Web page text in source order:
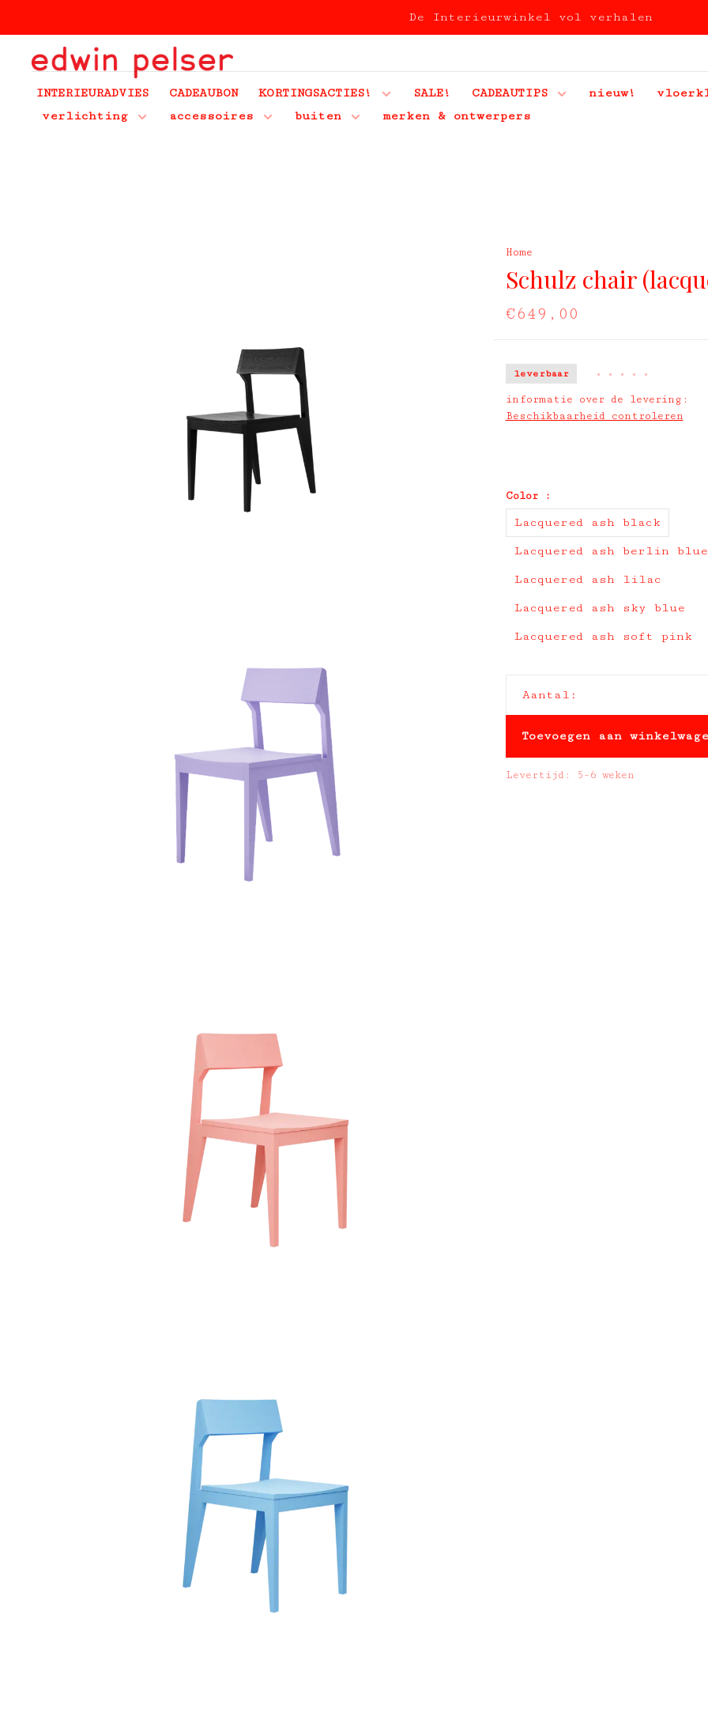
De Interieurwinkel vol verhalen
INTERIEURADVIES CADEAUBON KORTINGSACTIES! SALE! CADEAUTIPS nieuw!
verlichting
accessoires buiten merken & ontwerpers
Home
Schulz chair
€649,00
leverbaar • • • • •
informatie over de levering:
Beschikbaarheid controleren
Color :
Lacquered ash black
Lacquered ash berlin blue
Lacquered ash lilac
Lacquered ash sky blue
Lacquered ash soft pink
Aantal:
Toevoegen aan
Levertijd: 5-6 weken